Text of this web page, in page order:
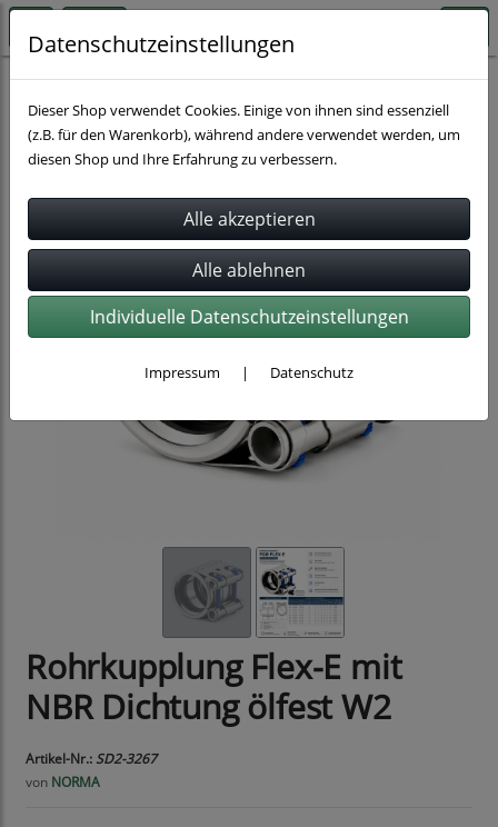
Rohrverbindung
Rohrkupplung Flex-E mit
NBR Dichtung ölfest W2
Artikel-Nr.: SD2-3267
von NORMA
Datenschutzeinstellungen
Dieser Shop verwendet Cookies. Einige von ihnen sind essenziell
(z.B. für den Warenkorb), während andere verwendet werden, um
diesen Shop und Ihre Erfahrung zu verbessern.
Individuelle Datenschutzeinstellungen
Impressum | Datenschutz